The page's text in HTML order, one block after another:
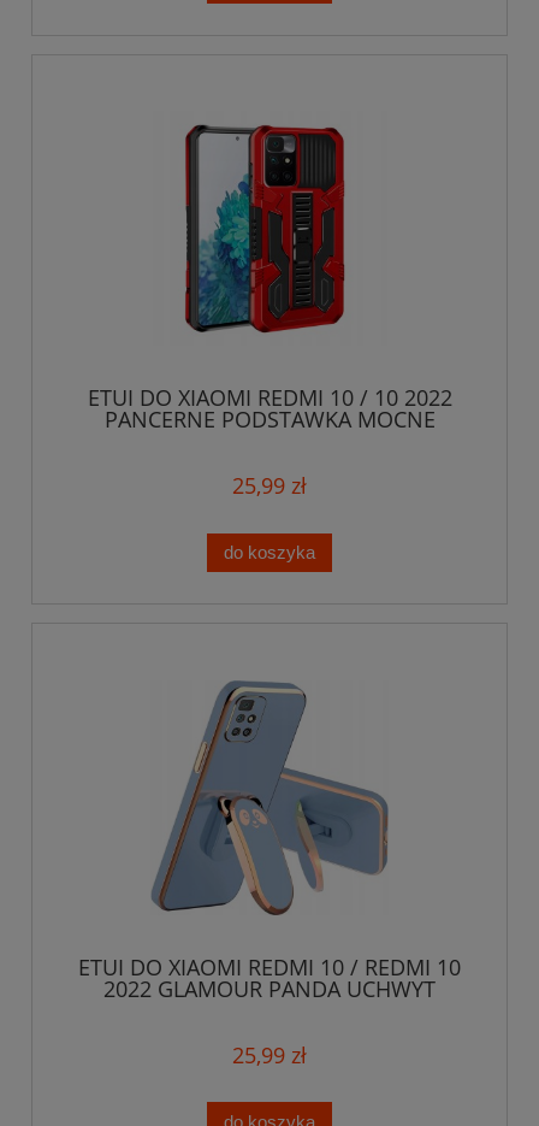
ETUI DO XIAOMI REDMI 10 / 10 2022
PANCERNE PODSTAWKA MOCNE
25,99 zł
do koszyka
ETUI DO XIAOMI REDMI 10 / REDMI 10
2022 GLAMOUR PANDA UCHWYT
25,99 zł
do koszyka